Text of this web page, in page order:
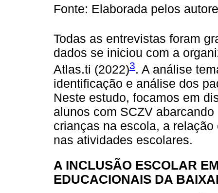
Fonte: Elaborada pelos
Todas as entrevistas foram
dados se iniciou com a
Atlas.ti (2022)3. A análise
identificação e análise dos
Neste estudo, focamos em
alunos com SCZV
crianças na escola, a
nas atividades escolares.
A INCLUSÃO ESCOLAR
EDUCACIONAIS DA